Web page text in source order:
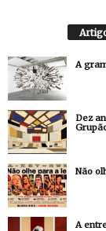
A
Dez
Não
A